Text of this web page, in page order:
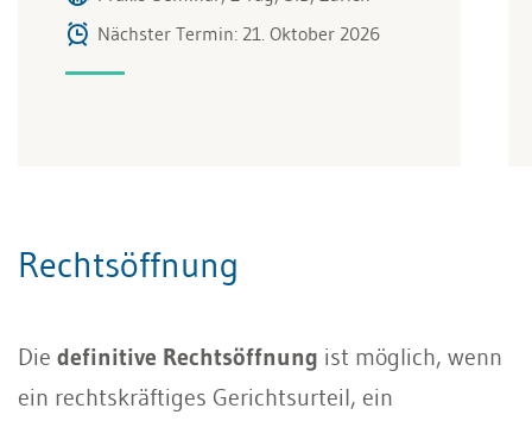
Nächster Termin: 21. Oktober 2026
Rechtsöffnung
Die definitive Rechtsöffnung ist möglich, wenn
ein rechtskräftiges Gerichtsurteil, ein